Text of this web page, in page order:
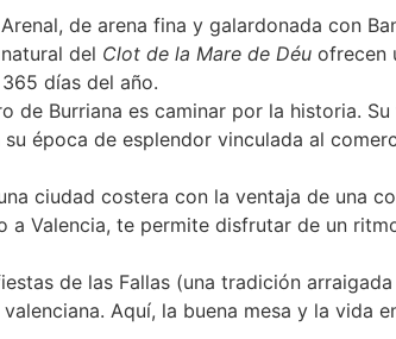
de arena fina y galardonada con
del Clot de la Mare de Déu ofrecen
días del año.
de Burriana es caminar por la historia.
época de esplendor vinculada al
ciudad costera con la ventaja de una
Valencia, te permite disfrutar de un
de las Fallas (una tradición
Aquí, la buena mesa y la vida